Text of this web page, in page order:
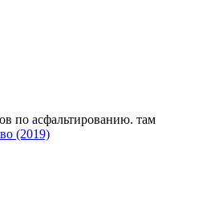
по асфальтированию. там
(2019)